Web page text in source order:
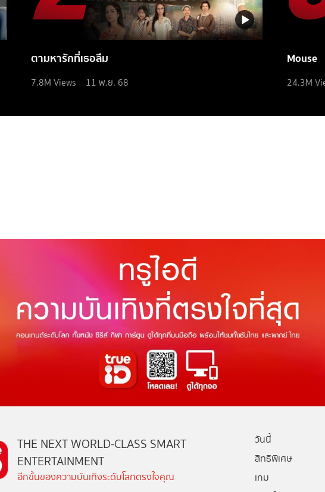
ตามหารักที่เธอลืม
7.8M Views 11 พ.ย. 68
Mouse
24.3M
THE NEXT WORLD-CLASS SMART
ENTERTAINMENT
อีกขั้นของความบันเทิงระดับโลกตรงใจคุณ
วันนี้
สิทธิพิเศษ
เกม